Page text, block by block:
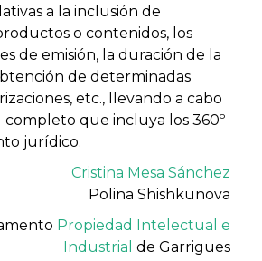
a la inclusión de
o contenidos, los
de emisión, la duración de la
de determinadas
etc., llevando a cabo
completo que incluya los 360º
jurídico.
Cristina Mesa Sánchez
Polina Shishkunova
Propiedad Intelectual e
Industrial de Garrigues